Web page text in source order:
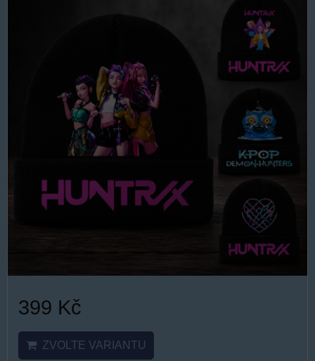
399 Kč
ZVOLTE VARIANTU